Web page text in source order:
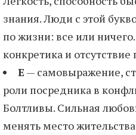
знания. Люди с этой
по жизни: все или
конкретика и отсутствие
Е — самовыражение,
роли посредника в
Болтливы. Сильная
менять место